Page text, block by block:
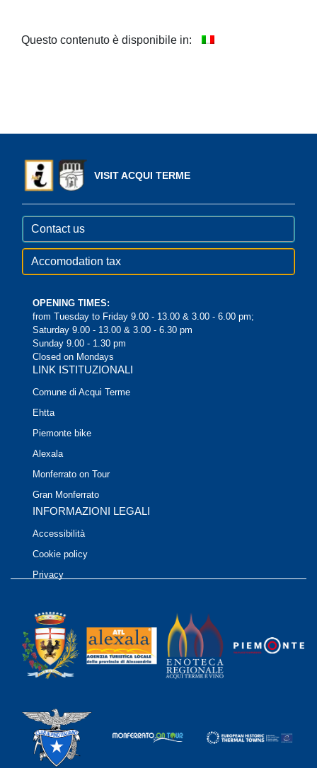
Questo contenuto è disponibile in:
VISIT ACQUI TERME
Contact us
Accomodation tax
OPENING TIMES:
from Tuesday to Friday 9.00 - 13.00 & 3.00 - 6.00 pm;
Saturday 9.00 - 13.00 & 3.00 - 6.30 pm
Sunday 9.00 - 1.30 pm
Closed on Mondays
LINK ISTITUZIONALI
Comune di Acqui Terme
Ehtta
Piemonte bike
Alexala
Monferrato on Tour
Gran Monferrato
INFORMAZIONI LEGALI
Accessibilità
Cookie policy
Privacy